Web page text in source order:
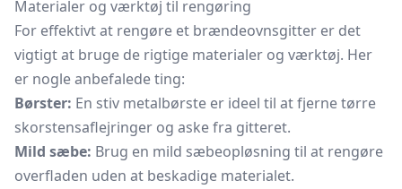
Materialer og værktøj til rengøring
For effektivt at rengøre et brændeovnsgitter er det
vigtigt at bruge de rigtige materialer og værktøj. Her
er nogle anbefalede ting:
Børster: En stiv metalbørste er ideel til at fjerne tørre
skorstensaflejringer og aske fra gitteret.
Mild sæbe: Brug en mild sæbeopløsning til at rengøre
overfladen uden at beskadige materialet.